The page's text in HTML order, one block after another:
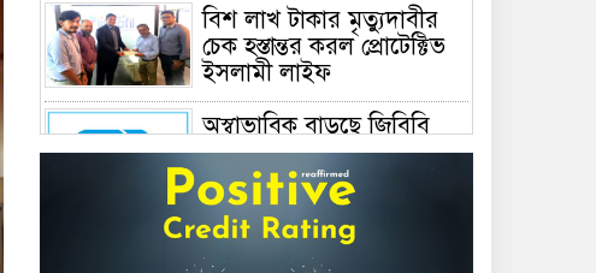
বিশ লাখ টাকার মৃত্যুদাবীর
চেক হস্তান্তর করল প্রোটেক্টিভ
ইসলামী লাইফ
অস্বাভাবিক বাড়ছে জিবিবি
পাওয়ারের শেয়ার দর,
ডিএসইর সতর্কবার্তা